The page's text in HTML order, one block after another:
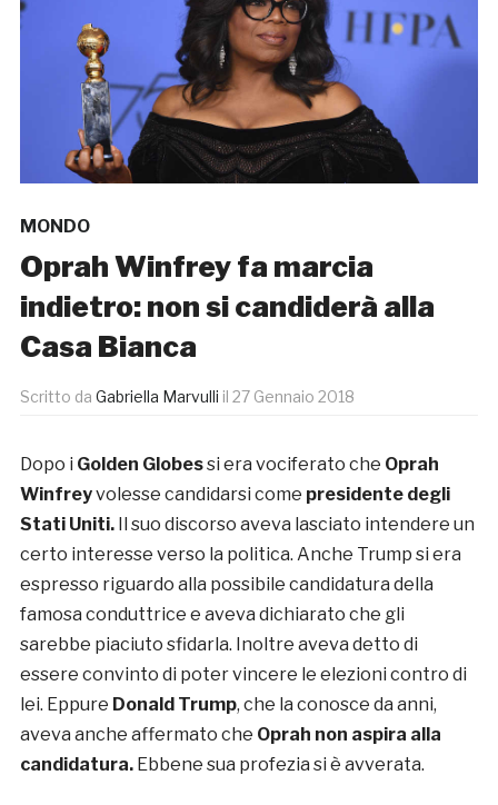
MONDO
Oprah Winfrey fa marcia
indietro: non si candiderà alla
Casa Bianca
Scritto da Gabriella Marvulli il 27 Gennaio 2018
Dopo i Golden Globessi era vociferato che Oprah
Winfreyvolesse candidarsi come presidente degli
Stati Uniti.Il suo discorso aveva lasciato intendere un
certo interesse verso la politica. Anche Trump si era
espresso riguardo alla possibile candidatura della
famosa conduttrice e aveva dichiarato che gli
sarebbe piaciuto sfidarla. Inoltre aveva detto di
essere convinto di poter vincere le elezioni contro di
lei. Eppure Donald Trump, che la conosce da anni,
aveva anche affermato che Oprah non aspira alla
candidatura.Ebbene sua profezia si è avverata.